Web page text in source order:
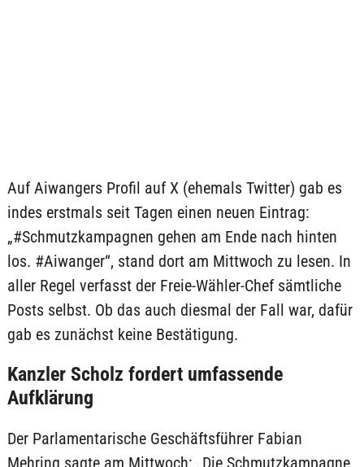
Auf Aiwangers Profil auf X (ehemals Twitter) gab es
indes erstmals seit Tagen einen neuen Eintrag:
„#Schmutzkampagnen gehen am Ende nach hinten
los. #Aiwanger“, stand dort am Mittwoch zu lesen. In
aller Regel verfasst der Freie-Wähler-Chef sämtliche
Posts selbst. Ob das auch diesmal der Fall war, dafür
gab es zunächst keine Bestätigung.
Kanzler Scholz fordert umfassende
Aufklärung
Der Parlamentarische Geschäftsführer Fabian
Mehring sagte am Mittwoch: „Die Schmutzkampagne